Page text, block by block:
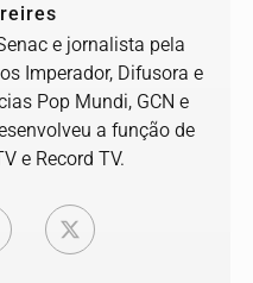
e jornalista pela
Imperador, Difusora e
Pop Mundi, GCN e
a função de
e Record TV.